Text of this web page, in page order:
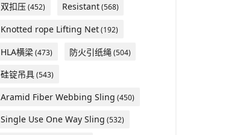
双扣压(452) Resistant(568)
Knotted rope Lifting Net(192)
HLA横梁(473) 防火引纸绳(504)
硅锭吊具(543)
Aramid Fiber Webbing Sling (450)
Single Use One Way Sling (532)